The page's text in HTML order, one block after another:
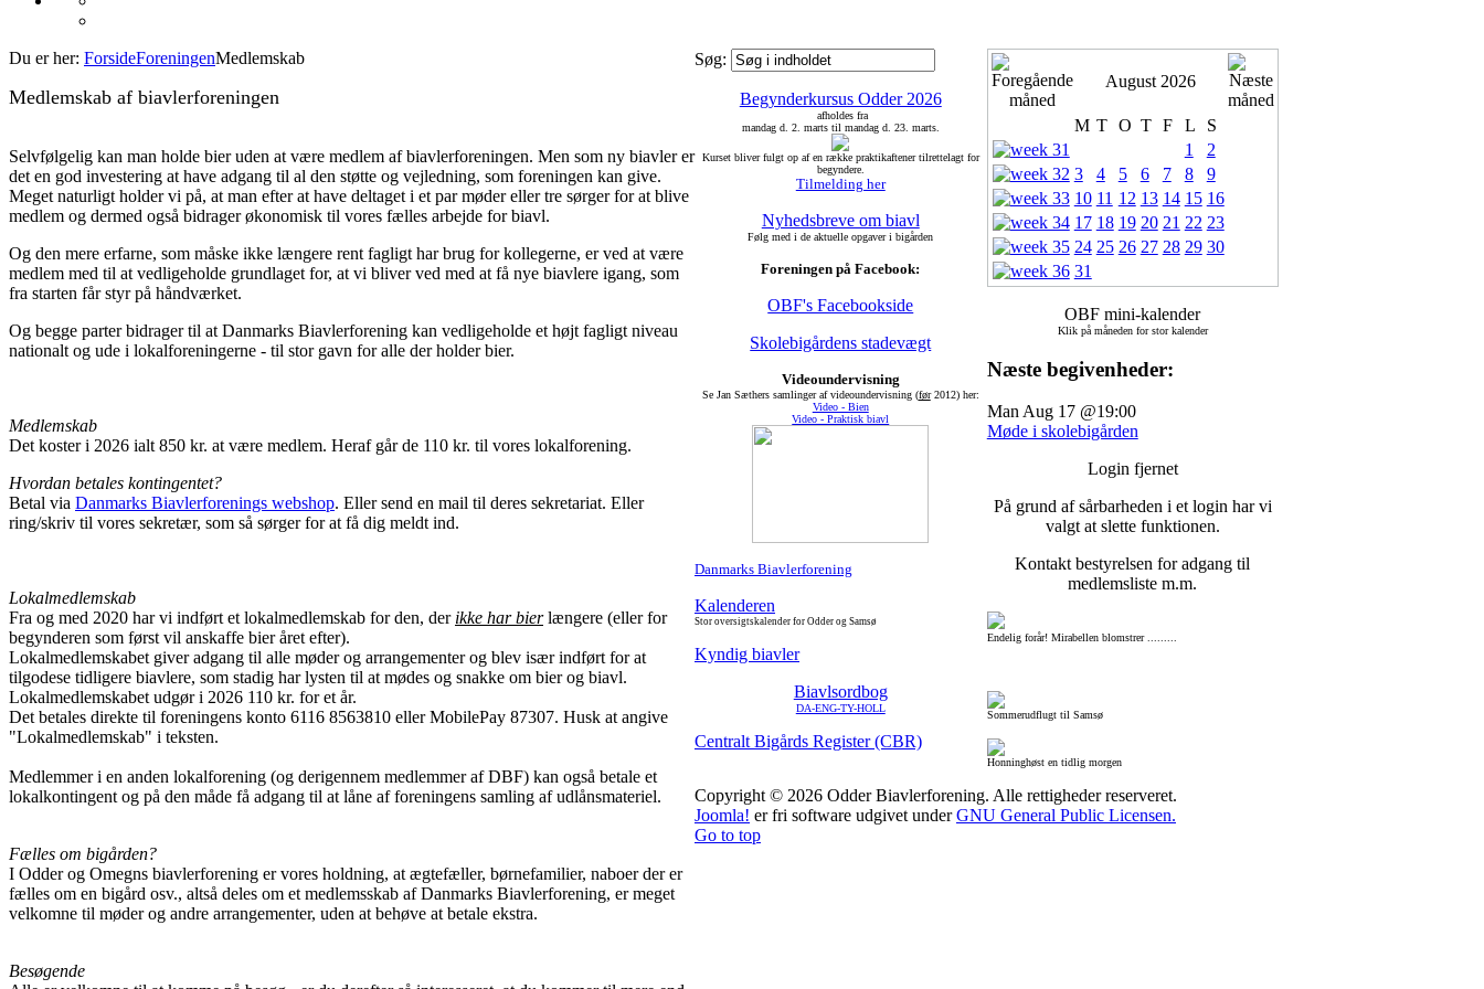
Du er her: ForsideForeningenMedlemskab
Medlemskab af biavlerforeningen
Selvfølgelig kan man holde bier uden at være medlem af biavlerforeningen. Men som ny biavler er
det en god investering at have adgang til al den støtte og vejledning, som foreningen kan give.
Meget naturligt holder vi på, at man efter at have deltaget i et par møder eller tre sørger for at blive
medlem og dermed også bidrager økonomisk til vores fælles arbejde for biavl.
Og den mere erfarne, som måske ikke længere rent fagligt har brug for kollegerne, er ved at være
medlem med til at vedligeholde grundlaget for, at vi bliver ved med at få nye biavlere igang, som
fra starten får styr på håndværket.
Og begge parter bidrager til at Danmarks Biavlerforening kan vedligeholde et højt fagligt niveau
nationalt og ude i lokalforeningerne - til stor gavn for alle der holder bier.
Medlemskab
Det koster i 2026 ialt 850 kr. at være medlem. Heraf går de 110 kr. til vores lokalforening.
Hvordan betales kontingentet?
Betal via Danmarks Biavlerforenings webshop. Eller send en mail til deres sekretariat. Eller
ring/skriv til vores sekretær, som så sørger for at få dig meldt ind.
Lokalmedlemskab
Fra og med 2020 har vi indført et lokalmedlemskab for den, der ikke har bierlængere (eller for
begynderen som først vil anskaffe bier året efter).
Lokalmedlemskabet giver adgang til alle møder og arrangementer og blev især indført for at
tilgodese tidligere biavlere, som stadig har lysten til at mødes og snakke om bier og biavl.
Lokalmedlemskabet udgør i 2026 110 kr. for et år.
Det betales direkte til foreningens konto 6116 8563810 eller MobilePay 87307. Husk at angive
"Lokalmedlemskab" i teksten.
Medlemmer i en anden lokalforening (og derigennem medlemmer af DBF) kan også betale et
lokalkontingent og på den måde få adgang til at låne af foreningens samling af udlånsmateriel.
Fælles om bigården?
I Odder og Omegns biavlerforening er vores holdning, at ægtefæller, børnefamilier, naboer der er
fælles om en bigård osv., altså deles om et medlemsskab af Danmarks Biavlerforening, er meget
velkomne til møder og andre arrangementer, uden at behøve at betale ekstra.
Besøgende
Søg:
Begynderkursus Odder 2026
afholdes fra
mandag d. 2. marts til mandag d. 23. marts.
Kurset bliver fulgt op af en række praktikaftener tilrettelagt for
begyndere.
Tilmelding her
Nyhedsbreve om biavl
Følg med i de aktuelle opgaver i bigården
Foreningen på Facebook:
OBF's Facebookside
Skolebigårdens stadevægt
Videoundervisning
Se Jan Sæthers samlinger af videoundervisning (før2012) her:
Video - Bien
Video - Praktisk biavl
Danmarks Biavlerforening
Kalenderen
Stor oversigtskalender for Odder og Samsø
Kyndig biavler
Biavlsordbog
DA-ENG-TY-HOLL
Centralt Bigårds Register (CBR)
August 2026
M T O T F L
S
1
2
3
4 5 6 7 8
9
10 11 12 13 14 15 16
17 18 19 20 21 22 23
24 25 26 27 28 29 30
31
OBF mini-kalender
Klik på måneden for stor kalender
Næste begivenheder:
Man Aug 17 @19:00
Møde i skolebigården
Login fjernet
På grund af sårbarheden i et login har vi
valgt at slette funktionen.
Kontakt bestyrelsen for adgang til
medlemsliste m.m.
Endelig forår! Mirabellen blomstrer .........
Sommerudflugt til Samsø
Honninghøst en tidlig morgen
Copyright © 2026 Odder Biavlerforening. Alle rettigheder reserveret.
Joomla! er fri software udgivet underGNU General Public Licensen.
Go to top